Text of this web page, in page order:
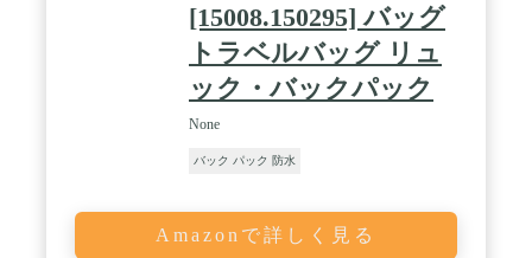
[15008.150295] バッグ
トラベルバッグ リュ
ック・バックパック
None
バック パック 防水
Amazonで詳しく見る